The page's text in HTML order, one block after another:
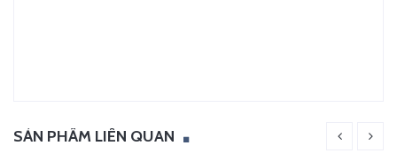
SẢN PHẨM LIÊN QUAN